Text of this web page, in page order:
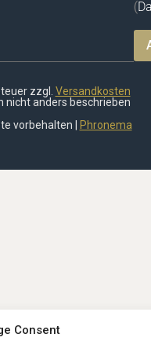
Consent
(
zzgl. Versandkosten
nicht anders beschrieben
vorbehalten |
Phronema